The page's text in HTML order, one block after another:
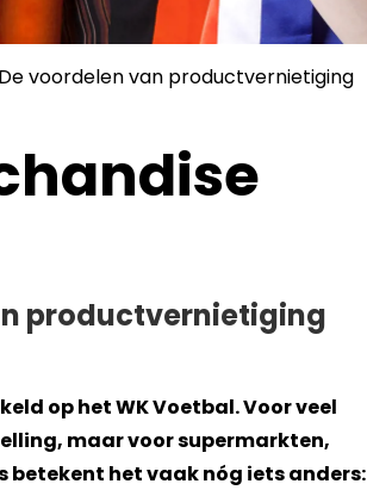
voordelen van productvernietiging
productvernietiging
op het WK Voetbal. Voor veel
maar voor supermarkten,
betekent het vaak nóg iets anders: